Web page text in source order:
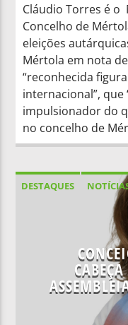
Cláudio Torres é o
Concelho de
eleições
Mértola em nota
“reconhecida
internacional”,
impulsionador do
no concelho de
DESTAQUES
NOTÍCIAS NACIONAIS